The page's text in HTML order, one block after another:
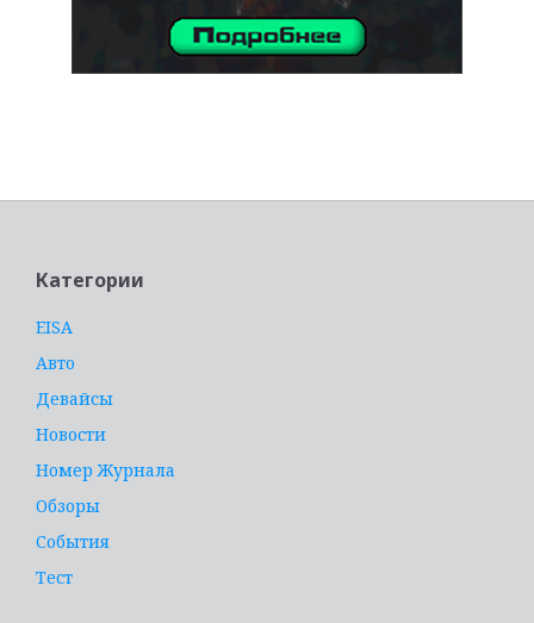
Категории
EISA
Авто
Девайсы
Новости
Номер Журнала
Обзоры
События
Тест